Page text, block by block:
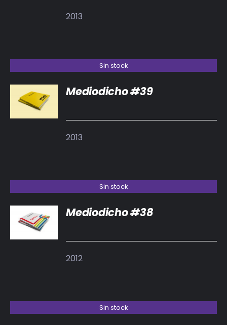
2013
Sin stock
DETALLES
Mediodicho #39
2013
Sin stock
DETALLES
Mediodicho #38
2012
Sin stock